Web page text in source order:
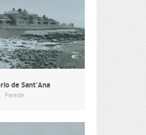
de Sant’Ana
Parede